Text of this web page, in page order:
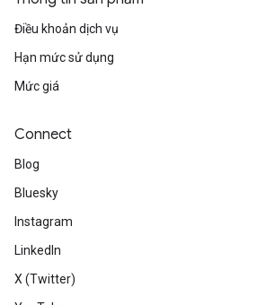
Điều khoản dịch vụ
Hạn mức sử dụng
Mức giá
Connect
Blog
Bluesky
Instagram
LinkedIn
X (Twitter)